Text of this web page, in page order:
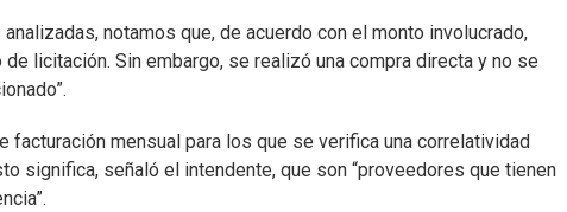
notamos que, de acuerdo con el monto involucrado,
licitación. Sin embargo, se realizó una compra directa y no se
mensual para los que se verifica una correlatividad
significa, señaló el intendente, que son “proveedores que tienen